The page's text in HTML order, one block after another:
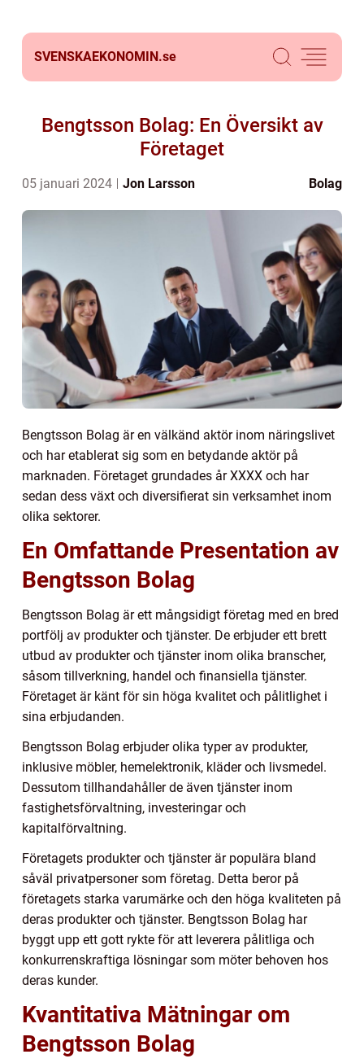
SVENSKAEKONOMIN.se
Bengtsson Bolag: En Översikt av
Företaget
05 januari 2024 Jon Larsson Bolag
Bengtsson Bolag är en välkänd aktör inom näringslivet
och har etablerat sig som en betydande aktör på
marknaden. Företaget grundades år XXXX och har
sedan dess växt och diversifierat sin verksamhet inom
olika sektorer.
En Omfattande Presentation av
Bengtsson Bolag
Bengtsson Bolag är ett mångsidigt företag med en bred
portfölj av produkter och tjänster. De erbjuder ett brett
utbud av produkter och tjänster inom olika branscher,
såsom tillverkning, handel och finansiella tjänster.
Företaget är känt för sin höga kvalitet och pålitlighet i
sina erbjudanden.
Bengtsson Bolag erbjuder olika typer av produkter,
inklusive möbler, hemelektronik, kläder och livsmedel.
Dessutom tillhandahåller de även tjänster inom
fastighetsförvaltning, investeringar och
kapitalförvaltning.
Företagets produkter och tjänster är populära bland
såväl privatpersoner som företag. Detta beror på
företagets starka varumärke och den höga kvaliteten på
deras produkter och tjänster. Bengtsson Bolag har
byggt upp ett gott rykte för att leverera pålitliga och
konkurrenskraftiga lösningar som möter behoven hos
deras kunder.
Kvantitativa Mätningar om
Bengtsson Bolag